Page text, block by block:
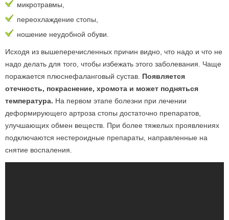
микротравмы,
переохлаждение стопы,
ношение неудобной обуви.
Исходя из вышеперечисленных причин видно, что надо и что не
надо делать для того, чтобы избежать этого заболевания. Чаще
поражается плюснефаланговый сустав. Появляется
отечность, покраснение, хромота и может подняться
температура. На первом этапе болезни при лечении
деформирующего артроза стопы достаточно препаратов,
улучшающих обмен веществ. При более тяжелых проявлениях
подключаются нестероидные препараты, направленные на
снятие воспаления.